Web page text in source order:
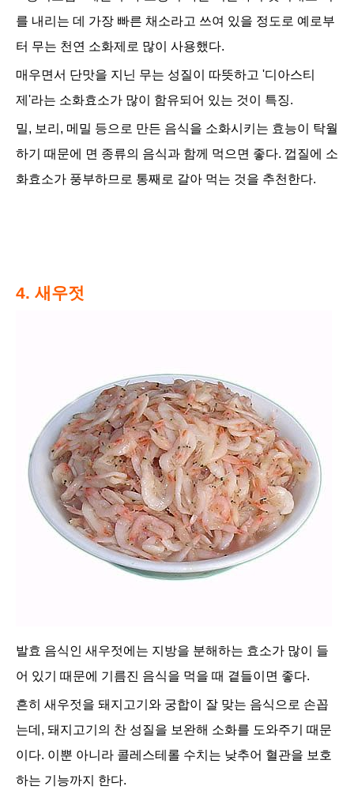
를 내리는 데 가장 빠른 채소라고 쓰여 있을 정도로 예로부
터 무는 천연 소화제로 많이 사용했다.
매우면서 단맛을 지닌 무는 성질이 따뜻하고 '디아스티
제'라는 소화효소가 많이 함유되어 있는 것이 특징.
밀, 보리, 메밀 등으로 만든 음식을 소화시키는 효능이 탁월
하기 때문에 면 종류의 음식과 함께 먹으면 좋다. 껍질에 소
화효소가 풍부하므로 통째로 갈아 먹는 것을 추천한다.
4. 새우젓
발효 음식인 새우젓에는 지방을 분해하는 효소가 많이 들
어 있기 때문에 기름진 음식을 먹을 때 곁들이면 좋다.
흔히 새우젓을 돼지고기와 궁합이 잘 맞는 음식으로 손꼽
는데, 돼지고기의 찬 성질을 보완해 소화를 도와주기 때문
이다. 이뿐 아니라 콜레스테롤 수치는 낮추어 혈관을 보호
하는 기능까지 한다.